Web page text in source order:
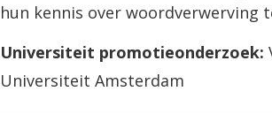
hun kennis over woordverwerving
Universiteit promotieonderzoek:
Universiteit Amsterdam